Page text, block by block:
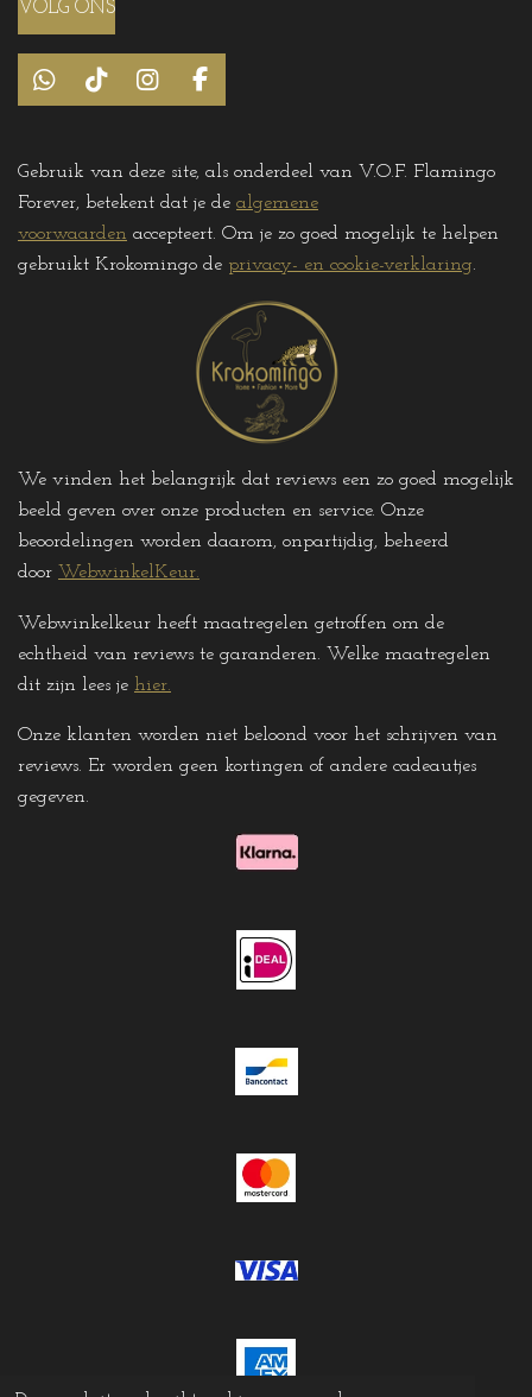
VOLG ONS
W
A
p
T
k
I
g
r
F
b
o
o
Gebruik van deze site, als onderdeel van V.O.F. Flamingo
Forever, betekent dat je de algemene
voorwaarden accepteert. Om je zo goed mogelijk te helpen
gebruikt Krokomingo de privacy- en cookie-verklaring.
We vinden het belangrijk dat reviews een zo goed mogelijk
beeld geven over onze producten en service. Onze
beoordelingen worden daarom, onpartijdig, beheerd
door WebwinkelKeur.
Webwinkelkeur heeft maatregelen getroffen om de
echtheid van reviews te garanderen. Welke maatregelen
dit zijn lees je hier.
Onze klanten worden niet beloond voor het schrijven van
reviews. Er worden geen kortingen of andere cadeautjes
gegeven.